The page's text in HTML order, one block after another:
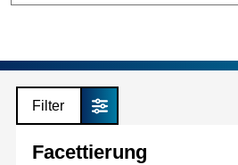
Filter
Facettierung